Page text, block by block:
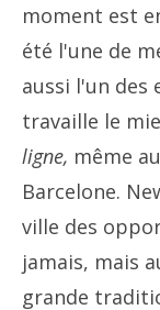
moment est
été l'une de
aussi l'un des
travaille le
ligne, même
Barcelone.
ville des
jamais, mais
grande